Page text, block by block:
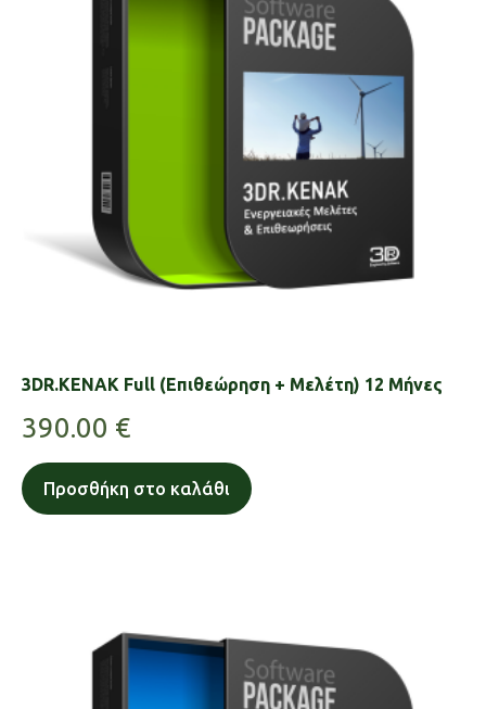
3DR.KENAK Full (Επιθεώρηση + Μελέτη) 12 Μήνες
390.00 €
Προσθήκη στο καλάθι